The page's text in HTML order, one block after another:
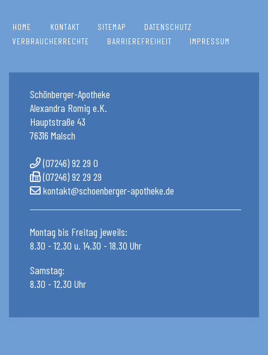
HOME KONTAKT SITEMAP
DATENSCHUTZ
VERBRAUCHERRECHTE
BARRIEREFREIHEIT IMPRESSUM
Schönberger-Apotheke
Alexandra Romig e.K.
Hauptstraße 43
76316 Malsch
(07246) 92 29 0
(07246) 92 29 29
kontakt@schoenberger-apotheke.de
Montag bis Freitag jeweils:
8.30 - 12.30 u. 14.30 - 18.30 Uhr
Samstag:
8.30 - 12.30 Uhr